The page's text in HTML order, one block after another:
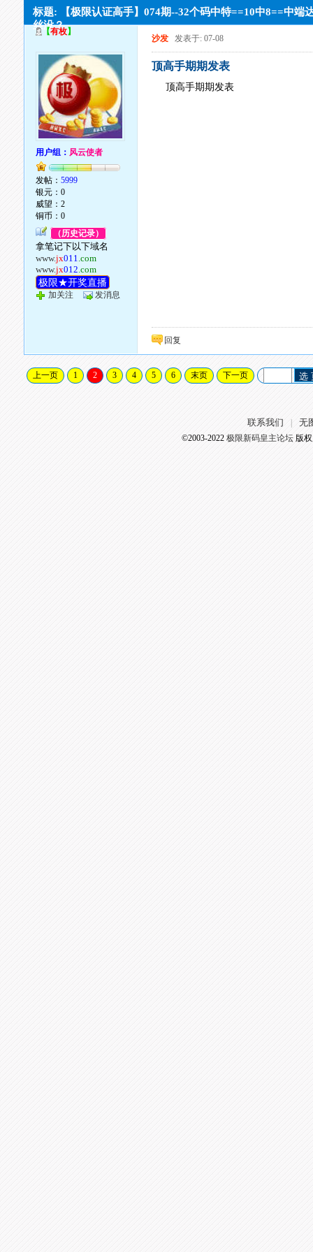
标题: 【极限认证高手】074期--32个码中特==10中8==中端
丝没？
【有枚】
用户组： 风云使者
发帖：5999
银元：0
威望：2
铜币：0
（历史记录）
拿笔记下以下域名
www.jx011.com
www.jx012.com
极限★开奖直播
加关注 发消息
沙发 发表于: 07-08
顶高手期期发表
顶高手期期发表
回复
上一页 1 2 3 4 5 6 末页 下一页 选
联系我们 无
©2003-2022 极限新码皇主论坛版权